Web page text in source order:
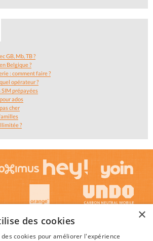
GB, Mb, TB ?
Belgique ?
: comment faire ?
opérateur ?
prépayées
ados
cher
?
×
des cookies
cookies pour améliorer l'expérience